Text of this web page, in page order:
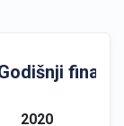
2020